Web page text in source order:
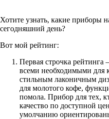
Хотите узнать, какие приборы
сегодняшний день?
Вот мой рейтинг:
Первая строчка
всеми необходимыми для
стильным лаконичным
для молотого кофе,
помола. Прибор для тех,
качество по доступной
умолчанию